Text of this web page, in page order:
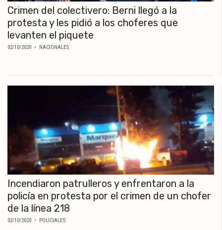
Crimen del colectivero: Berni llegó a la
protesta y les pidió a los choferes que
levanten el piquete
02/10/2020 • NACIONALES
Incendiaron patrulleros y enfrentaron a la
policía en protesta por el crimen de un chofer
de la línea 218
02/10/2020 • POLICIALES